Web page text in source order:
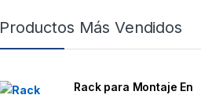
Productos Más Vendidos
Rack para Montaje En